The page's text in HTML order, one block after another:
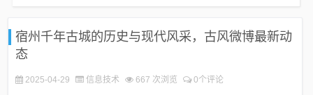
宿州千年古城的历史与现代风采，古风微博最新动
态
2025-04-29 信息技术 667 次浏览 0个评论